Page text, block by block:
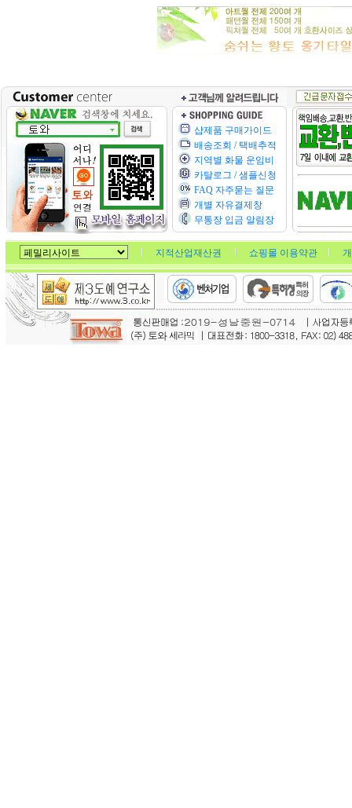
샵제품 구매가이드
배송조회 / 택배추적
지역별 화물 운임비
카탈로그 / 샘플신청
FAQ 자주묻는 질문
개별 자유결제창
무통장 입금 알림장
지적산업재산권 쇼핑몰 이용약관